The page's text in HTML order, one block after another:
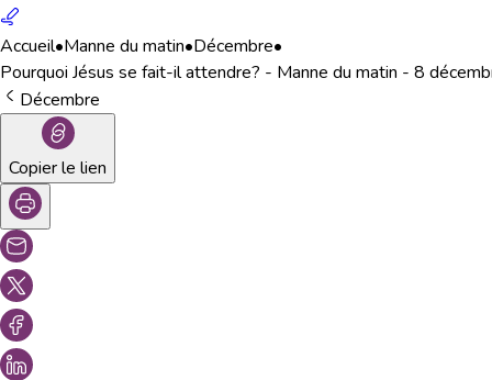
Accueil•Manne du matin•Décembre•
Pourquoi Jésus se fait-il attendre? - Manne du matin - 8
Décembre
Copier le lien